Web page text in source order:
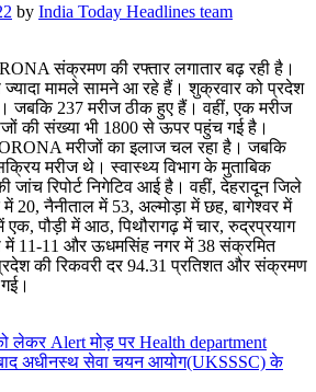
by India Today Headlines team
संक्रमण की रफ्तार लगातार बढ़ रही है।
मामले सामने आ रहे हैं। शुक्रवार को प्रदेश
जबकि 237 मरीज ठीक हुए हैं। वहीं, एक मरीज
की संख्या भी 1800 से ऊपर पहुंच गई है।
मरीजों का इलाज चल रहा है। जबकि
मरीज थे। स्वास्थ्य विभाग के मुताबिक
रिपोर्ट निगेटिव आई है। वहीं, देहरादून जिले
में 20, नैनीताल में 53, अल्मोड़ा में छह, बागेश्वर में
एक, पौड़ी में आठ, पिथौरागढ़ में चार, रुद्रप्रयाग
में 11-11 और ऊधमसिंह नगर में 38 संक्रमित
की रिकवरी दर 94.31 प्रतिशत और संक्रमण
लेकर Alert मोड़ पर Health department
अधीनस्थ सेवा चयन आयोग(UKSSSC) के